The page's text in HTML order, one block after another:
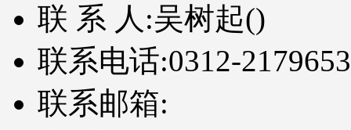
联 系 人:吴树起()
联系电话:0312-
联系邮箱: